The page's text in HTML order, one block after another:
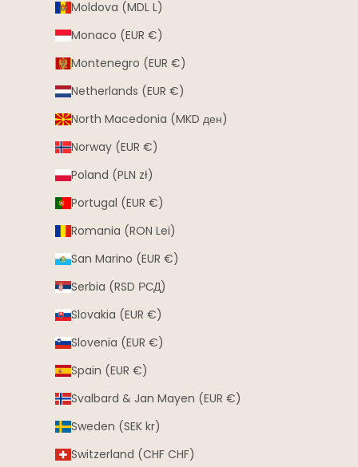
Moldova (MDL L)
Monaco (EUR €)
Montenegro (EUR €)
Netherlands (EUR €)
North Macedonia (MKD ден)
Norway (EUR €)
Poland (PLN zł)
Portugal (EUR €)
Romania (RON Lei)
San Marino (EUR €)
Serbia (RSD РСД)
Slovakia (EUR €)
Slovenia (EUR €)
Spain (EUR €)
Svalbard & Jan Mayen (EUR €)
Sweden (SEK kr)
Switzerland (CHF CHF)